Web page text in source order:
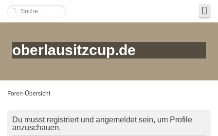
oberlausitzcup.de
Foren-Übersicht
Du musst registriert und angemeldet sein, um Profile
anzuschauen.